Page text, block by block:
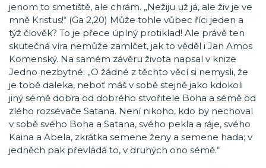
jenom to smetiště, ale chrám. „Nežiju už já, ale živ je ve
mně Kristus!“ (Ga 2,20) Může tohle vůbec říci jeden a
týž člověk? To je přece úplný protiklad! Ale právě ten
skutečná víra nemůže zamlčet, jak to věděl i Jan Amos
Komenský. Na samém závěru života napsal v knize
Jedno nezbytné: „O žádné z těchto věcí si nemysli, že
je tobě daleka, neboť máš v sobě stejně jako kdokoli
jiný sémě dobra od dobrého stvořitele Boha a sémě od
zlého rozsévače Satana. Není nikoho, kdo by nechoval
v sobě svého Boha a Satana, svého pekla a ráje, svého
Kaina a Abela, zkrátka semene ženy a semene hada; v
jedněch pak převládá to, v druhých ono sémě.“